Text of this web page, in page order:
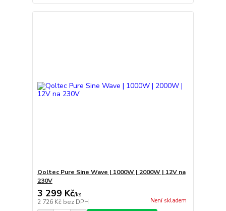
Qoltec Pure Sine Wave | 1000W | 2000W | 12V na
230V
3 299 Kč/ks
2 726 Kč bez DPH Není skladem